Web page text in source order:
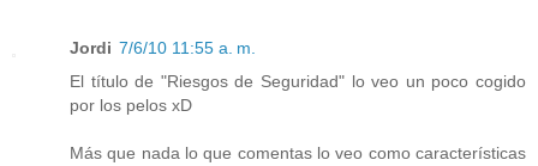
Jordi 7/6/10 11:55 a. m.
El título de "Riesgos de Seguridad" lo veo un poco cogido
por los pelos xD
Más que nada lo que comentas lo veo como características